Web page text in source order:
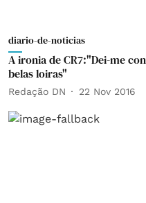
diario-de-noticias
A ironia de CR7:"Dei-me
belas loiras"
Redação DN 22 Nov 2016